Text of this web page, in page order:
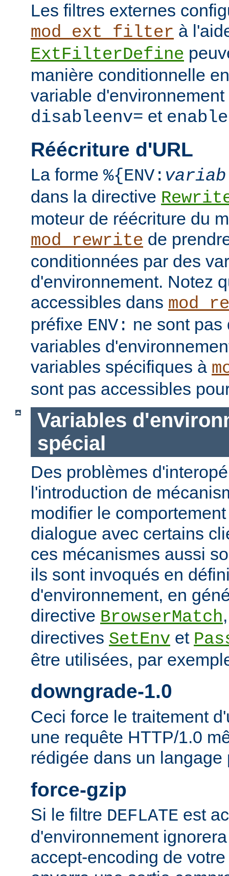
Les filtres externes
mod_ext_filter à
ExtFilterDefine
manière conditionnelle
variable
disableenv= et
Réécriture d'URL
La forme %{ENV:
dans la directive
moteur de réécriture du
mod_rewrite de
conditionnées par des
d'environnement. Notez
accessibles dans
préfixe ENV: ne sont pas
variables
variables spécifiques à
sont pas accessibles
Variables
spécial
Des problèmes
l'introduction de
modifier le
dialogue avec certains
ces mécanismes aussi
ils sont invoqués en
d'environnement, en
directive BrowserMatch
directives SetEnv et
être utilisées, par
downgrade-1.0
Ceci force le traitement
une requête HTTP/1.0
rédigée dans un langage
force-gzip
Si le filtre DEFLATE est
d'environnement
accept-encoding de